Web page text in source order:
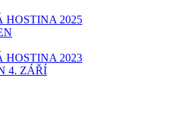
HOSTINA 2025
HOSTINA 2023
4. ZÁŘÍ